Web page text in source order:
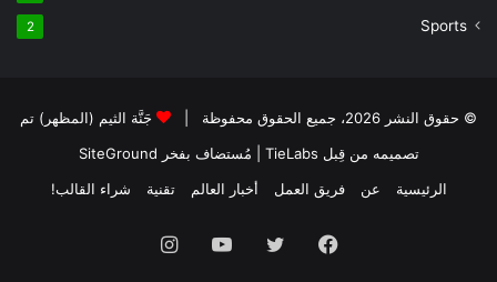
Sports
2
© حقوق النشر 2026، جميع الحقوق محفوظة |
جَنَّة الثيم (المظهر) تم
تصميمه من قِبل TieLabs
| مُستضاف بفخر SiteGround
الرئيسية
عن فريق العمل أخبار العالم تقنية شراء القالب!
فيسبوك تويتر يوتيوب